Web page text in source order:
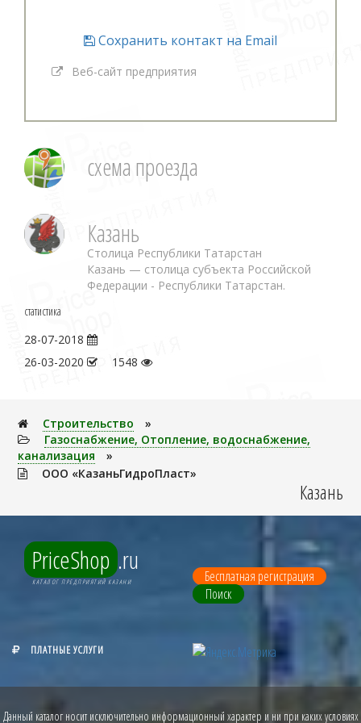
Сохранить контакт на Email
Веб-сайт предприятия
схема проезда
Казань
Столица Республики Татарстан
Казань — столица субъекта Российской
Федерации - Республики Татарстан.
статистика
28-07-2018
26-03-2020
1548
Строительство
»
Газоснабжение, Отопление, водоснабжение,
канализация
»
ООО «КазаньГидроПласт»
Казань
PriceShop .ru
КАТАЛОГ ПРЕДПРИЯТИЙ КАЗАНИ
Бесплатная регистрация
Поиск
ПЛАТНЫЕ УСЛУГИ
Данный каталог носит исключительно информационный характер и ни при каких условиях